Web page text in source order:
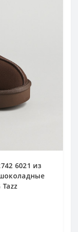
6021 из
Tazz